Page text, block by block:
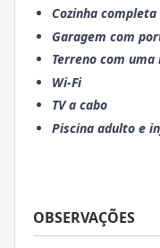
Cozinha completa
Garagem com
Terreno com
Wi-Fi
TV a cabo
Piscina adulto e
OBSERVAÇÕES